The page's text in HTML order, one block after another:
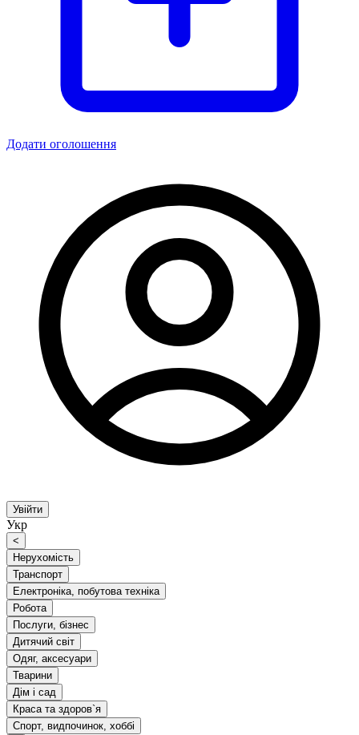
Додати оголошення
Увійти
Укр
<
Нерухомість
Транспорт
Електроніка, побутова техніка
Робота
Послуги, бізнес
Дитячий світ
Одяг, аксесуари
Тварини
Дім і сад
Краса та здоров`я
Спорт, видпочинок, хоббі